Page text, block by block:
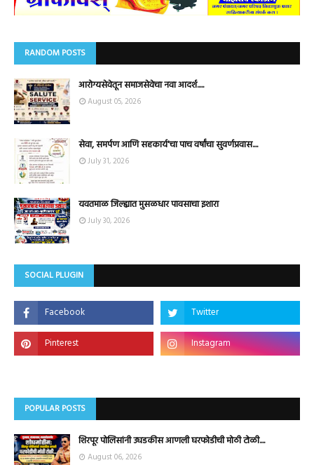
RANDOM POSTS
आरोग्यसेवेतून समाजसेवेचा नवा आदर्श.....
August 05, 2026
सेवा, समर्पण आणि सहकार्य'चा पाच वर्षांचा सुवर्णप्रवास....
July 31, 2026
यवतमाळ जिल्ह्यात मुसळधार पावसाचा इशारा
July 30, 2026
SOCIAL PLUGIN
POPULAR POSTS
शिरपूर पोलिसांनी उघडकीस आणली घरफोडीची मोठी टोळी....
August 06, 2026